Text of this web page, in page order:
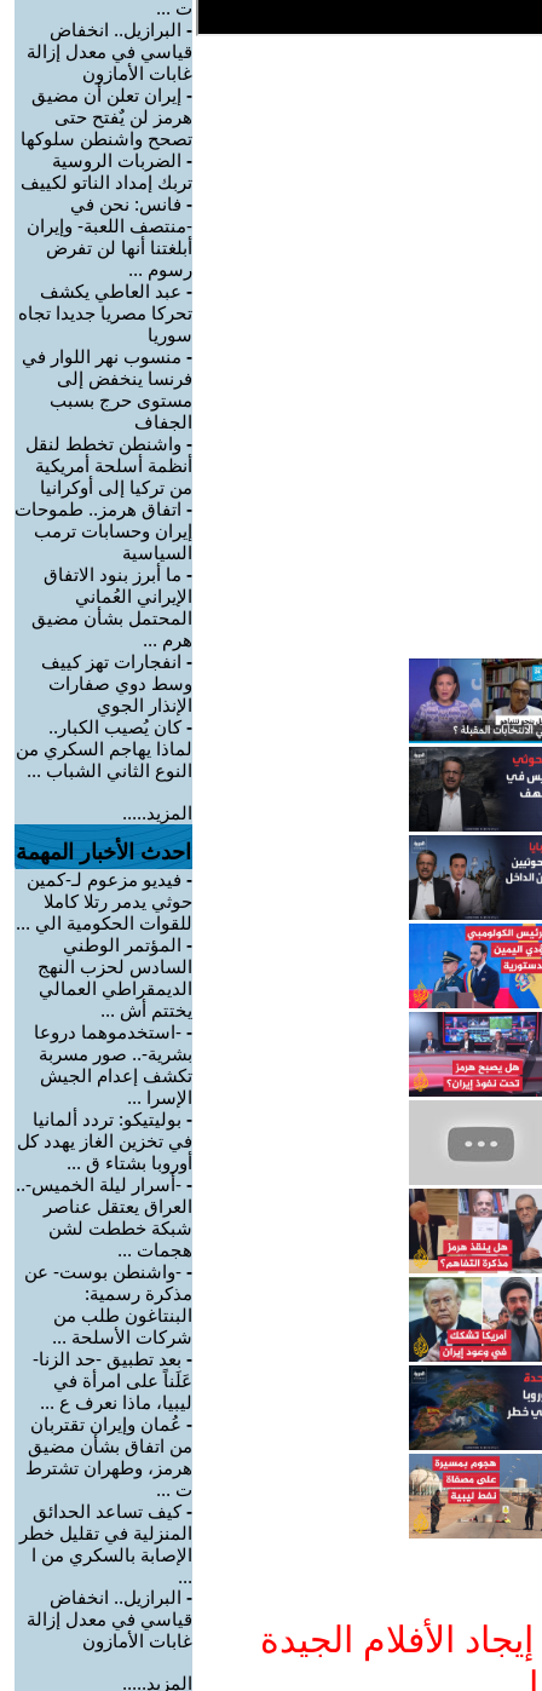
الأفلام الجيدة
ت ...
- البرازيل.. انخفاض
قياسي في معدل إزالة
غابات الأمازون
- إيران تعلن أن مضيق
هرمز لن يٌفتح حتى
تصحح واشنطن سلوكها
- الضربات الروسية
تربك إمداد الناتو لكييف
- فانس: نحن في
-منتصف اللعبة- وإيران
أبلغتنا أنها لن تفرض
رسوم ...
- عبد العاطي يكشف
تحركا مصريا جديدا تجاه
سوريا
- منسوب نهر اللوار في
فرنسا ينخفض إلى
مستوى حرج بسبب
الجفاف
- واشنطن تخطط لنقل
أنظمة أسلحة أمريكية
من تركيا إلى أوكرانيا
- اتفاق هرمز.. طموحات
إيران وحسابات ترمب
السياسية
- ما أبرز بنود الاتفاق
الإيراني العُماني
المحتمل بشأن مضيق
هرم ...
- انفجارات تهز كييف
وسط دوي صفارات
الإنذار الجوي
-كان يُصيب الكبار..
لماذا يهاجم السكري من
النوع الثاني الشباب ...
المزيد.....
احدث الأخبار المهمة
- فيديو مزعوم لـ-كمين
حوثي يدمر رتلا كاملا
للقوات الحكومية الي ...
- المؤتمر الوطني
السادس لحزب النهج
الديمقراطي العمالي
يختتم أش ...
- -استخدموهما دروعا
بشرية-.. صور مسربة
تكشف إعدام الجيش
الإسرا ...
- بوليتيكو: تردد ألمانيا
في تخزين الغاز يهدد كل
أوروبا بشتاء ق ...
- -أسرار ليلة الخميس-..
العراق يعتقل عناصر
شبكة خططت لشن
هجمات ...
- -واشنطن بوست- عن
مذكرة رسمية:
البنتاغون طلب من
شركات الأسلحة ...
- بعد تطبيق -حد الزنا-
عَلَناً على امرأة في
ليبيا، ماذا نعرف ع ...
- عُمان وإيران تقتربان
من اتفاق بشأن مضيق
هرمز، وطهران تشترط
ت ...
-كيف تساعد الحدائق
المنزلية في تقليل خطر
الإصابة بالسكري من ا
...
- البرازيل.. انخفاض
قياسي في معدل إزالة
غابات الأمازون
المزيد.....